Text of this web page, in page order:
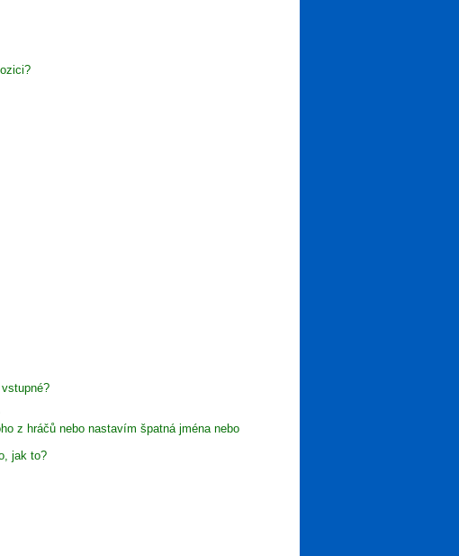
z hráčů nebo nastavím špatná jména nebo
jak to?